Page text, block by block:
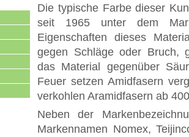
Die typische Farbe dieser
seit 1965 unter dem
Eigenschaften dieses
gegen Schläge oder Bruch,
das Material gegenüber
Feuer setzen Amidfasern
verkohlen Aramidfasern ab
Neben der
Markennamen Nomex,